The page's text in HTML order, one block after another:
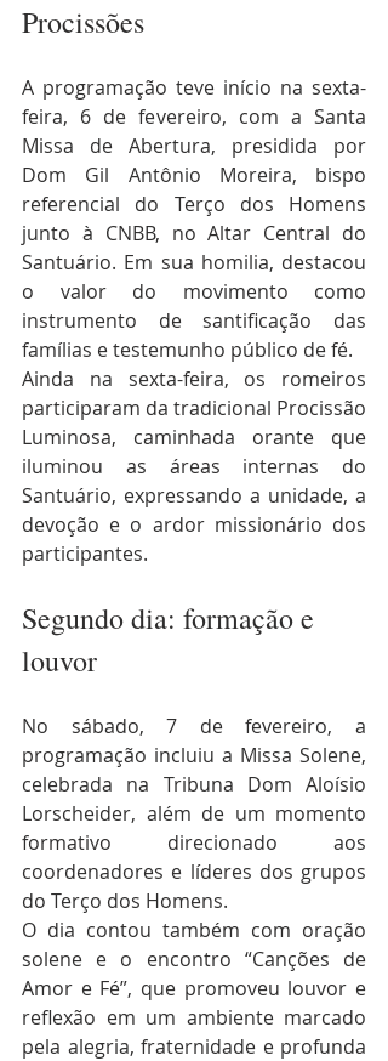
Procissões
A programação teve início na sexta-
feira, 6 de fevereiro, com a Santa
Missa de Abertura, presidida por
Dom Gil Antônio Moreira, bispo
referencial do Terço dos Homens
junto à CNBB, no Altar Central do
Santuário. Em sua homilia, destacou
o valor do movimento como
instrumento de santificação das
famílias e testemunho público de fé.
Ainda na sexta-feira, os romeiros
participaram da tradicional Procissão
Luminosa, caminhada orante que
iluminou as áreas internas do
Santuário, expressando a unidade, a
devoção e o ardor missionário dos
participantes.
Segundo dia: formação e
louvor
No sábado, 7 de fevereiro, a
programação incluiu a Missa Solene,
celebrada na Tribuna Dom Aloísio
Lorscheider, além de um momento
formativo direcionado aos
coordenadores e líderes dos grupos
do Terço dos Homens.
O dia contou também com oração
solene e o encontro “Canções de
Amor e Fé”, que promoveu louvor e
reflexão em um ambiente marcado
pela alegria, fraternidade e profunda